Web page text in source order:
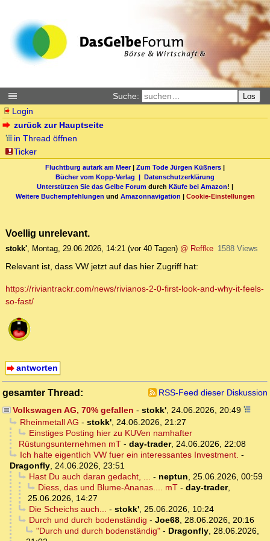
Suche: Los
Login
zurück zur Hauptseite
in Thread öffnen
Ticker
Fluchtburg autark am Meer| Zum Tode Jürgen Küßners |
Bücher vom Kopp-Verlag | Datenschutzerklärung
Unterstützen Sie das Gelbe Forum durch Käufe bei Amazon! |
Weitere Buchempfehlungen und Amazonnavigation | Cookie-Einstellungen
Voellig unrelevant.
stokk', Montag, 29.06.2026, 14:21 (vor 40 Tagen) @ Reffke 1588 Views
Relevant ist, dass VW jetzt auf das hier Zugriff hat:
https://riviantrackr.com/news/rivianos-2-0-first-look-and-why-it-feels-
so-fast/
antworten
gesamter Thread:
RSS-Feed dieser Diskussion
Volkswagen AG, 70% gefallen - stokk', 24.06.2026, 20:49
Rheinmetall AG - stokk', 24.06.2026, 21:27
Einstiges Posting hier zu KUVen namhafter
Rüstungsunternehmen mT - day-trader, 24.06.2026, 22:08
Ich halte eigentlich VW fuer ein interessantes Investment. -
Dragonfly, 24.06.2026, 23:51
Hast Du auch daran gedacht, ... - neptun, 25.06.2026, 00:59
Diess, das und Blume-Ananas.... mT- day-trader,
25.06.2026, 14:27
Die Scheichs auch... - stokk', 25.06.2026, 10:24
Durch und durch bodenständig - Joe68, 28.06.2026, 20:16
"Durch und durch bodenständig"- Dragonfly, 28.06.2026,